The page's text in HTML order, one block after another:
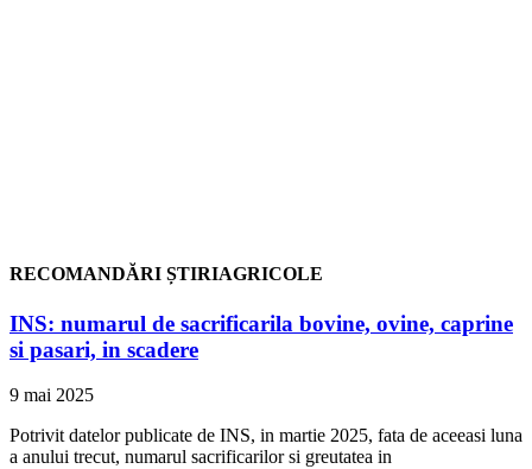
RECOMANDĂRI ȘTIRIAGRICOLE
INS: numarul de sacrificarila bovine, ovine, caprine
si pasari, in scadere
9 mai 2025
Potrivit datelor publicate de INS, in martie 2025, fata de aceeasi luna
a anului trecut, numarul sacrificarilor si greutatea in